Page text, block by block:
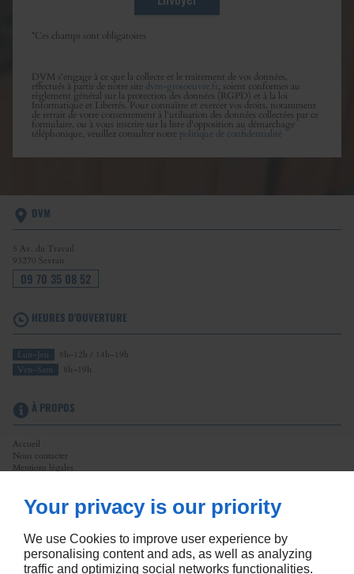
*Ces champs sont obligatoires
DVM s'engage à ce que la collecte et le traitement de vos données,
effectués à partir de notre site dvm-grosoeuvre.fr, soient conformes au
règlement général sur la protection des données (RGPD) et à la loi
Informatique et Libertés. Pour connaître et exercer vos droits, notamment
de retrait de votre consentement à l'utilisation des données collectées par ce
formulaire, ou à vous inscrire sur la liste d'opposition au démarchage
téléphonique, veuillez consulter notre politique de confidentialité
DVM
5 Av. du Travail
93270 Sevran
09 70 35 08 52
HEURES D'OUVERTURE
Lun–Jeu
8h–12h / 14h–19h
Ven–Sam
8h–19h
À PROPOS
Accueil
Nous contacter
Mentions légales
SUIVEZ-NOUS
Your privacy is our priority
We use Cookies to improve user experience by
personalising content and ads, as well as analyzing
traffic and optimizing social networks functionalities.